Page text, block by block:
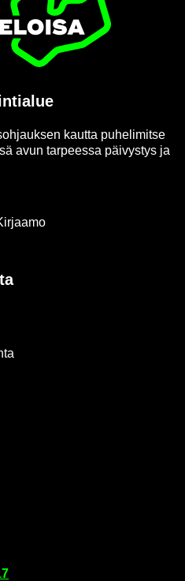
kaut­ta pu­he­li­mit­se
avun tar­pees­sa päi­vys­tys ja